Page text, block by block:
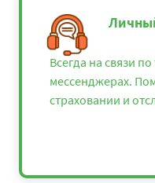
Всегда на связи
мессенджерах.
страховании и